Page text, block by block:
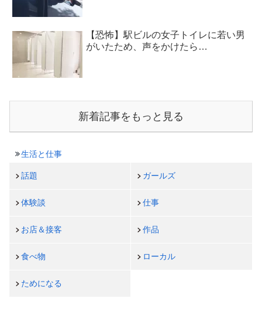
【恐怖】駅ビルの女子トイレに若い男
がいたため、声をかけたら…
新着記事をもっと見る
生活と仕事
話題 ガールズ
体験談 仕事
お店＆接客 作品
食べ物 ローカル
ためになる